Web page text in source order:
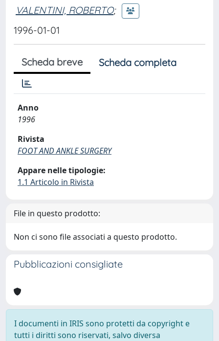
VALENTINI, ROBERTO;
1996-01-01
Scheda breve Scheda completa
Anno
1996
Rivista
FOOT AND ANKLE SURGERY
Appare nelle tipologie:
1.1 Articolo in Rivista
File in questo prodotto:
Non ci sono file associati a questo prodotto.
Pubblicazioni consigliate
I documenti in IRIS sono protetti da copyright e
tutti i diritti sono riservati, salvo diversa